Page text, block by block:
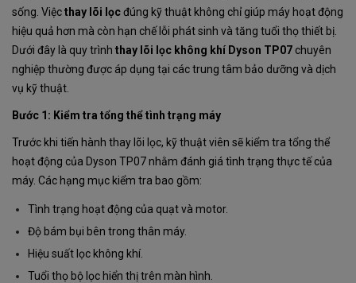
sống. Việcthay lõi lọcđúng kỹ thuật không chỉ giúp máy hoạt động
hiệu quả hơn mà còn hạn chế lỗi phát sinh và tăng tuổi thọ thiết bị.
Dưới đây là quy trình thay lõi lọc không khí Dyson TP07 chuyên
nghiệp thường được áp dụng tại các trung tâm bảo dưỡng và dịch
vụ kỹ thuật.
Bước 1: Kiểm tra tổng thể tình trạng máy
Trước khi tiến hành thay lõi lọc, kỹ thuật viên sẽ kiểm tra tổng thể
hoạt động của Dyson TP07 nhằm đánh giá tình trạng thực tế của
máy. Các hạng mục kiểm tra bao gồm:
Tình trạng hoạt động của quạt và motor.
Độ bám bụi bên trong thân máy.
Hiệu suất lọc không khí.
Tuổi thọ bộ lọc hiển thị trên màn hình.